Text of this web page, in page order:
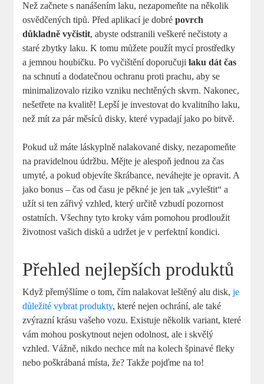
Než začnete s nanášením laku, nezapomeňte na několik
osvědčených tipů. Před aplikací je dobrépovrch
důkladně vyčistit, abyste odstranili veškeré nečistoty a
staré zbytky laku. K tomu můžete použít mycí prostředky
a jemnou houbičku. Po vyčištění doporučujilaku dát čas
na schnutí a dodatečnou ochranu proti prachu, aby se
minimalizovalo riziko vzniku nechtěných skvrn. Nakonec,
nešetřete na kvalitě! Lepší je investovat do kvalitního laku,
než mít za pár měsíců disky, které vypadají jako po bitvě.
Pokud už máte láskyplně nalakované disky, nezapomeňte
na pravidelnou údržbu. Mějte je alespoň jednou za čas
umyté, a pokud objevíte škrábance, neváhejte je opravit. A
jako bonus – čas od času je pěkné je jen tak „vyleštit“ a
užít si ten zářivý vzhled, který určitě vzbudí pozornost
ostatních. Všechny tyto kroky vám pomohou prodloužit
životnost vašich disků a udržet je v perfektní kondici.
Přehled nejlepších produktů
Když přemýšlíme o tom, čím nalakovat leštěný alu disk,je
důležité vybrat produkty, které nejen ochrání, ale také
zvýrazní krásu vašeho vozu. Existuje několik variant, které
vám mohou poskytnout nejen odolnost, ale i skvělý
vzhled. Vážně, nikdo nechce mít na kolech špinavé fleky
nebo poškrábaná místa, že? Takže pojďme na to!